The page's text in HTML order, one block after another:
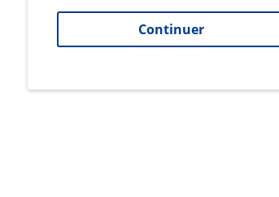
Continuer